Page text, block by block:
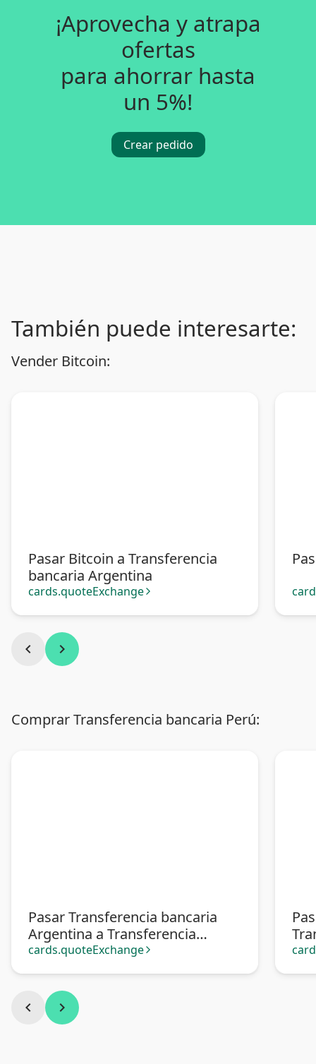
¡Aprovecha y atrapa
ofertas
para ahorrar hasta
un 5%!
Crear pedido
También puede interesarte:
Vender Bitcoin:
Pasar Bitcoin a Transferencia
bancaria Argentina
cards.quoteExchange arrow_forward_ios
chevron_left chevron_right
Comprar Transferencia bancaria Perú:
Pasar Transferencia bancaria
Argentina a Transferencia
bancaria Perú
cards.quoteExchange arrow_forward_ios
chevron_left chevron_right